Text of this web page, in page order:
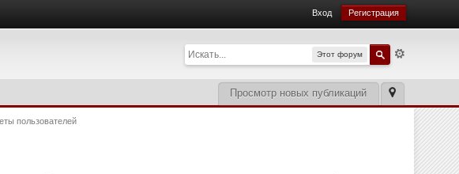
Вход Регистрация
Этот форум
Просмотр новых публикаций
пользователей